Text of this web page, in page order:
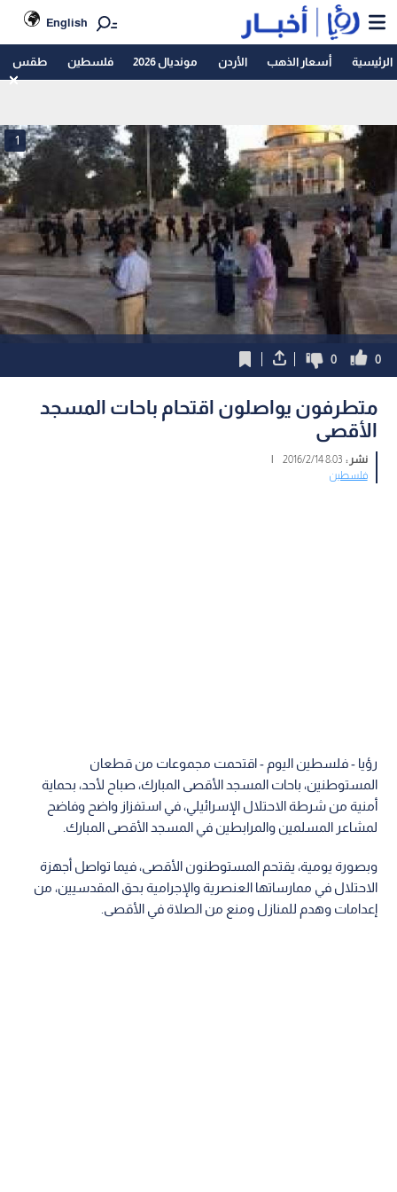
English
الرئيسية أسعار الذهب الأردن مونديال 2026 فلسطين طقس
1
0
0
متطرفون يواصلون اقتحام باحات المسجد
الأقصى
نشر :8:03 2016/2/14
|
فلسطين
رؤيا - فلسطين اليوم - اقتحمت مجموعات من قطعان
المستوطنين، باحات المسجد الأقصى المبارك، صباح لأحد، بحماية
أمنية من شرطة الاحتلال الإسرائيلي، في استفزاز واضح وفاضح
لمشاعر المسلمين والمرابطين في المسجد الأقصى المبارك.
وبصورة يومية، يقتحم المستوطنون الأقصى، فيما تواصل أجهزة
الاحتلال في ممارساتها العنصرية والإجرامية بحق المقدسيين، من
إعدامات وهدم للمنازل ومنع من الصلاة في الأقصى.